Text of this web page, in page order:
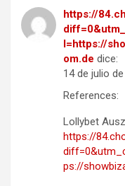
https://
l=https://
om.de dice:
14 de julio
References:
Lollybet
https://
ps://